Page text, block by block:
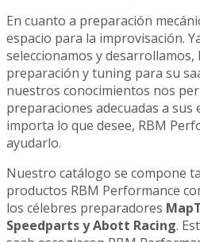
En cuanto a preparación
espacio para la improvisación.
seleccionamos y
preparación y tuning para su
nuestros conocimientos nos
preparaciones adecuadas a sus
importa lo que desee, RBM
ayudarlo.
Nuestro catálogo se compone
productos RBM Performance
los célebres preparadores
Speedparts y Abott Racing.